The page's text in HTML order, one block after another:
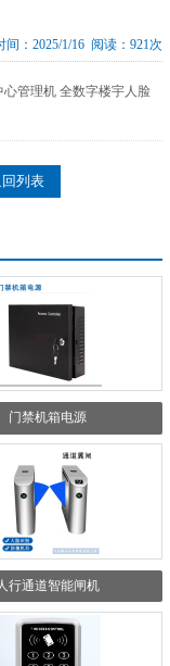
间：2025/1/16 阅读：921次
心管理机 全数字楼宇人脸
列表
门禁机箱电源
行通道智能闸机